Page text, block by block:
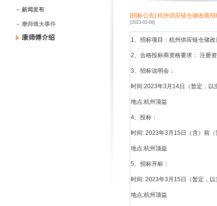
[招标公告] 杭州供应链仓储改善招
[2023-03-09]
1、招标项目：杭州供应链仓储改
2、合格投标商资格要求： 注册
3、招标说明会：
时间:2023年3月14日（暂定，以
地点:杭州顶益
4、投标：
时间: 2023年3月15日（含）前
地点:杭州顶益
5、招标开标：
时间: 2023年3月15日（暂定，
地点:杭州顶益